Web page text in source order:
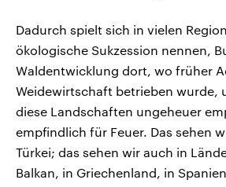
Dadurch spielt sich in vielen
ökologische Sukzession nennen,
Waldentwicklung dort, wo früher
Weidewirtschaft betrieben wurde,
diese Landschaften ungeheuer
empfindlich für Feuer. Das sehen
Türkei; das sehen wir auch in
Balkan, in Griechenland, in